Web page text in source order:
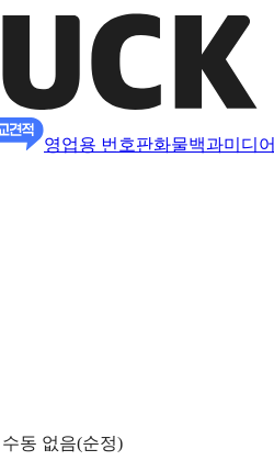
영업용 번호판화물백과미디어
동 없음(순정)